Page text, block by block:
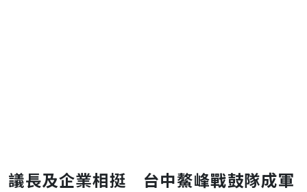
議長及企業相挺 台中鰲峰戰鼓隊成軍